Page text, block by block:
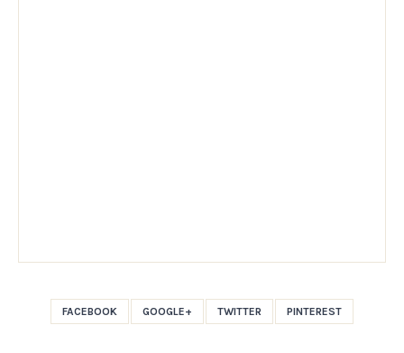
FACEBOOK GOOGLE+ TWITTER PINTEREST